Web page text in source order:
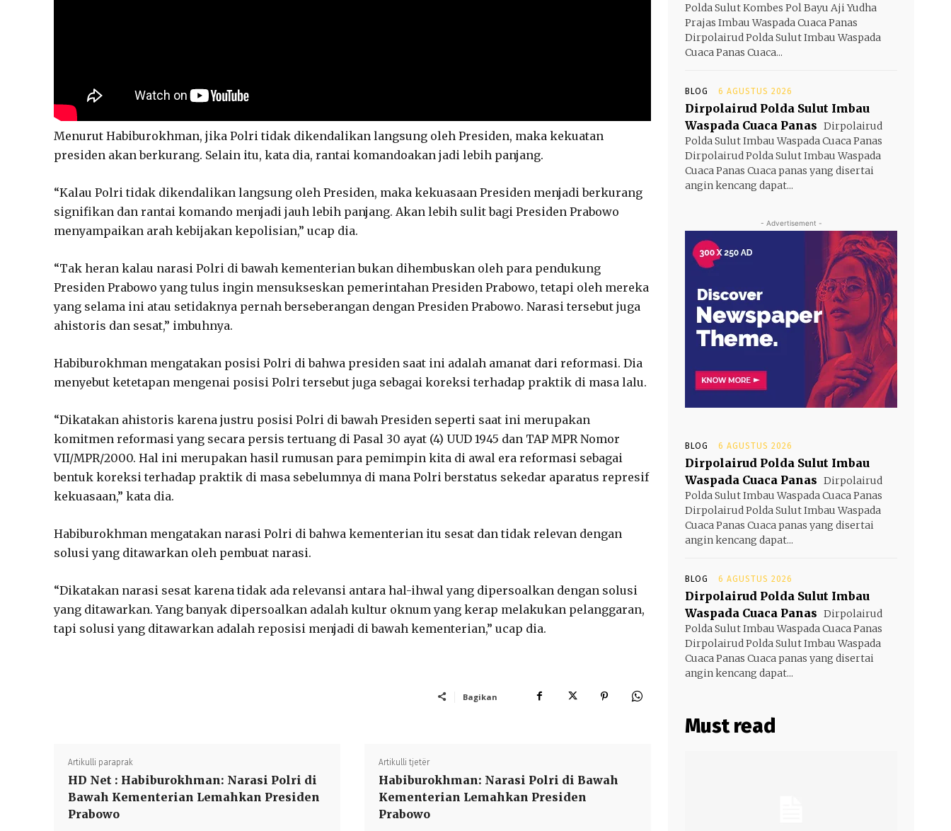
Menurut Habiburokhman, jika Polri tidak dikendalikan langsung oleh Presiden, maka kekuatan
presiden akan berkurang. Selain itu, kata dia, rantai komandoakan jadi lebih panjang.
“Kalau Polri tidak dikendalikan langsung oleh Presiden, maka kekuasaan Presiden menjadi berkurang
signifikan dan rantai komando menjadi jauh lebih panjang. Akan lebih sulit bagi Presiden Prabowo
menyampaikan arah kebijakan kepolisian,” ucap dia.
“Tak heran kalau narasi Polri di bawah kementerian bukan dihembuskan oleh para pendukung
Presiden Prabowo yang tulus ingin mensukseskan pemerintahan Presiden Prabowo, tetapi oleh mereka
yang selama ini atau setidaknya pernah berseberangan dengan Presiden Prabowo. Narasi tersebut juga
ahistoris dan sesat,” imbuhnya.
Habiburokhman mengatakan posisi Polri di bahwa presiden saat ini adalah amanat dari reformasi. Dia
menyebut ketetapan mengenai posisi Polri tersebut juga sebagai koreksi terhadap praktik di masa lalu.
“Dikatakan ahistoris karena justru posisi Polri di bawah Presiden seperti saat ini merupakan
komitmen reformasi yang secara persis tertuang di Pasal 30 ayat (4) UUD 1945 dan TAP MPR Nomor
VII/MPR/2000. Hal ini merupakan hasil rumusan para pemimpin kita di awal era reformasi sebagai
bentuk koreksi terhadap praktik di masa sebelumnya di mana Polri berstatus sekedar aparatus represif
kekuasaan,” kata dia.
Habiburokhman mengatakan narasi Polri di bahwa kementerian itu sesat dan tidak relevan dengan
solusi yang ditawarkan oleh pembuat narasi.
“Dikatakan narasi sesat karena tidak ada relevansi antara hal-ihwal yang dipersoalkan dengan solusi
yang ditawarkan. Yang banyak dipersoalkan adalah kultur oknum yang kerap melakukan pelanggaran,
tapi solusi yang ditawarkan adalah reposisi menjadi di bawah kementerian,” ucap dia.
Bagikan
Artikulli paraprak
HD Net : Habiburokhman: Narasi Polri di
Bawah Kementerian Lemahkan Presiden
Prabowo
Artikulli tjetër
Habiburokhman: Narasi Polri di Bawah
Kementerian Lemahkan Presiden
Prabowo
Polda Sulut Kombes Pol Bayu Aji Yudha
Prajas Imbau Waspada Cuaca Panas
Dirpolairud Polda Sulut Imbau Waspada
Cuaca Panas Cuaca...
BLOG 6 AGUSTUS 2026
Dirpolairud Polda Sulut Imbau
Waspada Cuaca Panas Dirpolairud
Polda Sulut Imbau Waspada Cuaca Panas
Dirpolairud Polda Sulut Imbau Waspada
Cuaca Panas Cuaca panas yang disertai
angin kencang dapat...
- Advertisement -
BLOG 6 AGUSTUS 2026
Dirpolairud Polda Sulut Imbau
Waspada Cuaca Panas Dirpolairud
Polda Sulut Imbau Waspada Cuaca Panas
Dirpolairud Polda Sulut Imbau Waspada
Cuaca Panas Cuaca panas yang disertai
angin kencang dapat...
BLOG 6 AGUSTUS 2026
Dirpolairud Polda Sulut Imbau
Waspada Cuaca Panas Dirpolairud
Polda Sulut Imbau Waspada Cuaca Panas
Dirpolairud Polda Sulut Imbau Waspada
Cuaca Panas Cuaca panas yang disertai
angin kencang dapat...
Must read